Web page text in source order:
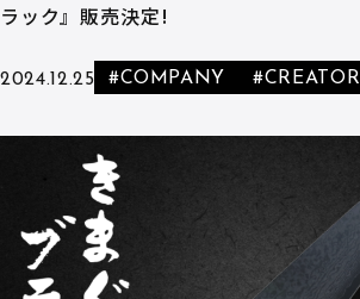
ラック』販売決定!
2024.12.25 #COMPANY #CREATOR